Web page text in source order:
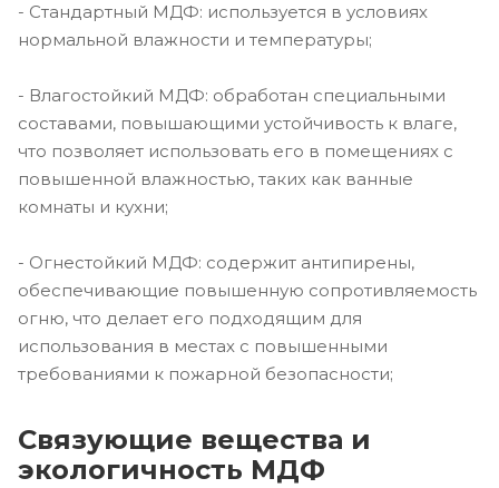
- Стандартный МДФ: используется в условиях
нормальной влажности и температуры;
- Влагостойкий МДФ: обработан специальными
составами, повышающими устойчивость к влаге,
что позволяет использовать его в помещениях с
повышенной влажностью, таких как ванные
комнаты и кухни;
- Огнестойкий МДФ: содержит антипирены,
обеспечивающие повышенную сопротивляемость
огню, что делает его подходящим для
использования в местах с повышенными
требованиями к пожарной безопасности;
Связующие вещества и
экологичность МДФ